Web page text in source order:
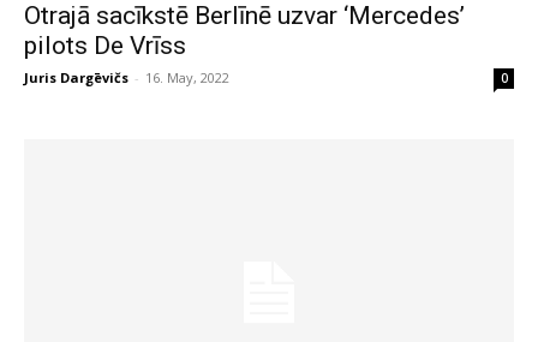
Otrajā sacīkstē Berlīnē uzvar ‘Mercedes’
pilots De Vrīss
Juris Dargēvičs - 16. May, 2022 0